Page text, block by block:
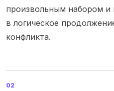
произвольным набором и
в логическое
конфликта.
02